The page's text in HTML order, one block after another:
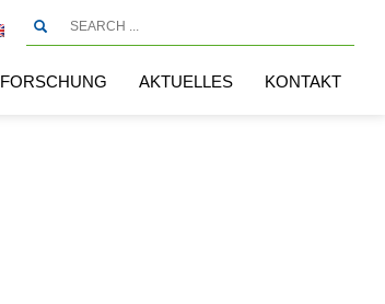
FORSCHUNG AKTUELLES KONTAKT